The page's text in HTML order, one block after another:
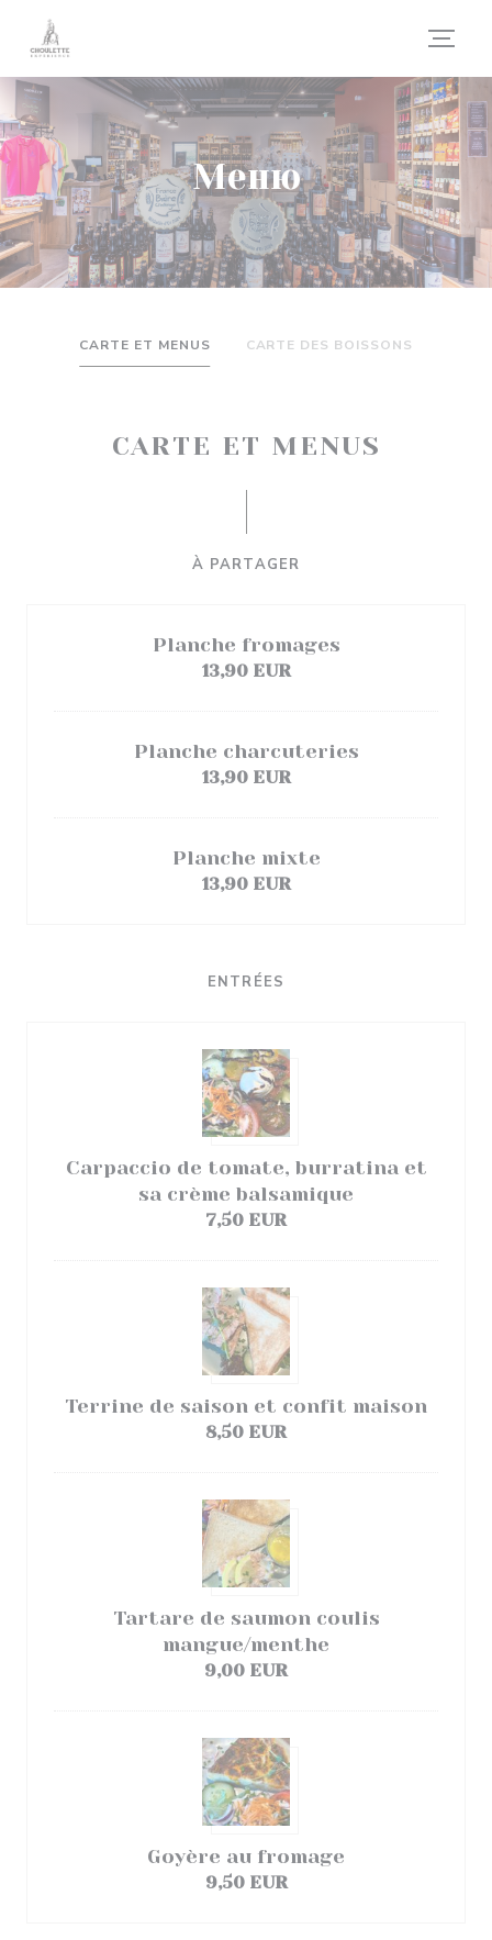
Панель управления cookies
Меню
CARTE ET MENUS CARTE DES BOISSONS
CARTE ET MENUS
À PARTAGER
Planche fromages
13,90 EUR
Planche charcuteries
13,90 EUR
Planche mixte
13,90 EUR
ENTRÉES
Carpaccio de tomate, burratina et
sa crème balsamique
7,50 EUR
Terrine de saison et confit maison
8,50 EUR
Tartare de saumon coulis
mangue/menthe
9,00 EUR
Goyère au fromage
9,50 EUR